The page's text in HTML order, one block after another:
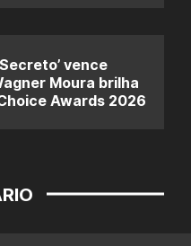
vence
Moura brilha
Awards 2026